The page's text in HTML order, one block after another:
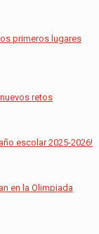
primeros lugares
retos
escolar 2025-2026!
en la Olimpiada